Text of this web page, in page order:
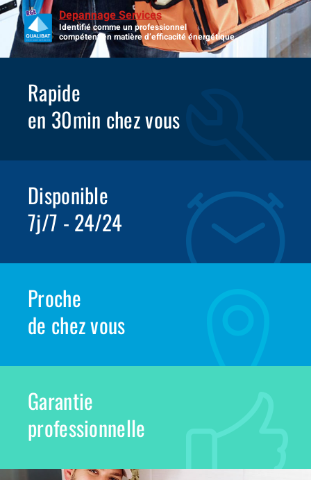
Depannage Services
Identifié comme un professionnel
compétent en matière d’efficacité énergétique.
Rapide
en 30min chez vous
Disponible
7j/7 - 24/24
Proche
de chez vous
Garantie
professionnelle